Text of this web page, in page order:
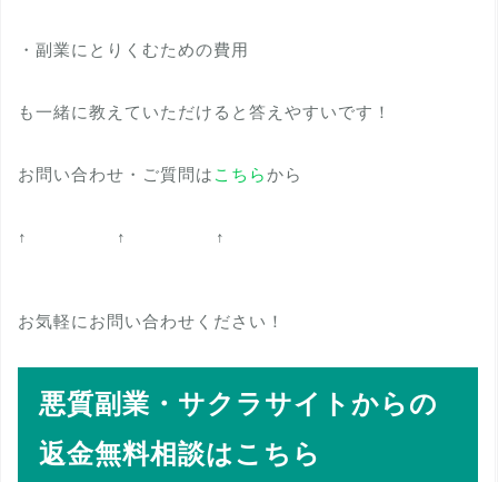
・副業にとりくむための費用
も一緒に教えていただけると答えやすいです！
お問い合わせ・ご質問は こちら から
↑ ↑ ↑
お気軽にお問い合わせください！
悪質副業・サクラサイトからの
返金無料相談はこちら